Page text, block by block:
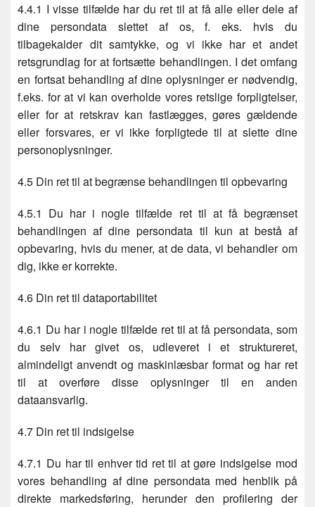
4.4.1 I visse tilfælde har du ret til at få alle eller dele af
dine persondata slettet af os, f. eks. hvis du
tilbagekalder dit samtykke, og vi ikke har et andet
retsgrundlag for at fortsætte behandlingen. I det omfang
en fortsat behandling af dine oplysninger er nødvendig,
f.eks. for at vi kan overholde vores retslige forpligtelser,
eller for at retskrav kan fastlægges, gøres gældende
eller forsvares, er vi ikke forpligtede til at slette dine
personoplysninger.
4.5 Din ret til at begrænse behandlingen til opbevaring
4.5.1 Du har i nogle tilfælde ret til at få begrænset
behandlingen af dine persondata til kun at bestå af
opbevaring, hvis du mener, at de data, vi behandler om
dig, ikke er korrekte.
4.6 Din ret til dataportabilitet
4.6.1 Du har i nogle tilfælde ret til at få persondata, som
du selv har givet os, udleveret i et struktureret,
almindeligt anvendt og maskinlæsbar format og har ret
til at overføre disse oplysninger til en anden
dataansvarlig.
4.7 Din ret til indsigelse
4.7.1 Du har til enhver tid ret til at gøre indsigelse mod
vores behandling af dine persondata med henblik på
direkte markedsføring, herunder den profilering der